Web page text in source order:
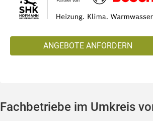
ANGEBOTE ANFORDERN
Fachbetriebe im Umkreis